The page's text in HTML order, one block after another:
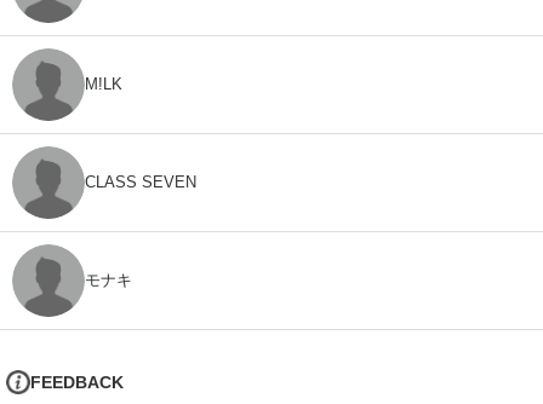
M!LK
CLASS SEVEN
モナキ
FEEDBACK